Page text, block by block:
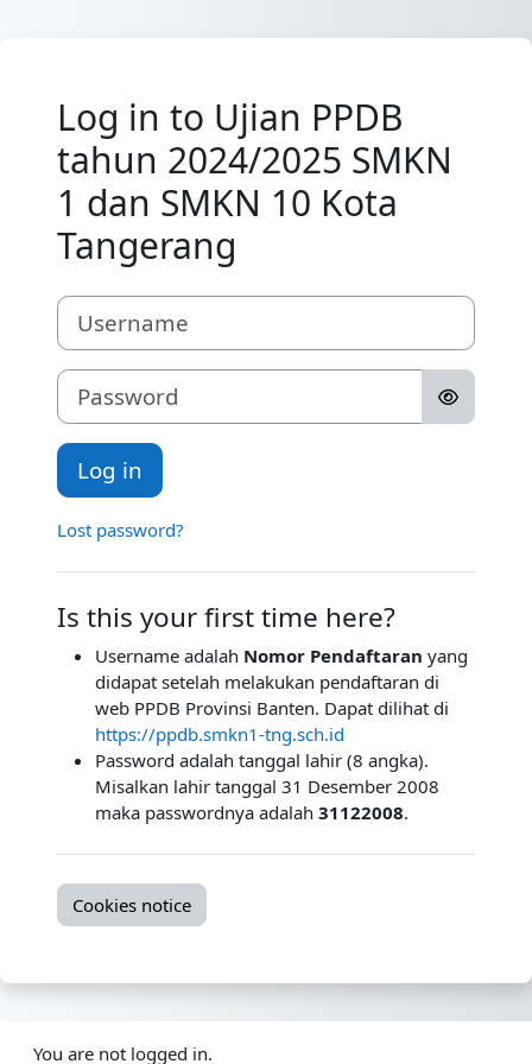
Log in to Ujian PPDB
tahun 2024/2025 SMKN
1 dan SMKN 10 Kota
Tangerang
Username
Password
Log in
Lost password?
Is this your first time here?
Username adalah Nomor Pendaftaran yang
didapat setelah melakukan pendaftaran di
web PPDB Provinsi Banten. Dapat dilihat di
https://ppdb.smkn1-tng.sch.id
Password adalah tanggal lahir (8 angka).
Misalkan lahir tanggal 31 Desember 2008
maka passwordnya adalah 31122008.
Cookies notice
You are not logged in.